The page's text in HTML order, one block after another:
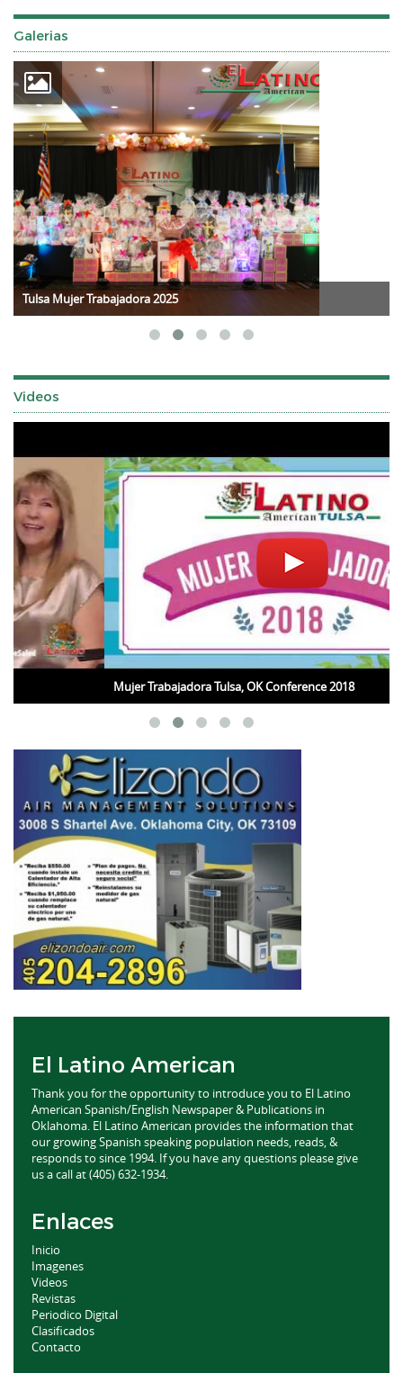
Galerias
Tulsa Mujer Trabajadora 2025
Videos
Mujer Trabajadora Tulsa, OK Conference 2018
El Latino American
Thank you for the opportunity to introduce you to El Latino
American Spanish/English Newspaper & Publications in
Oklahoma. El Latino American provides the information that
our growing Spanish speaking population needs, reads, &
responds to since 1994. If you have any questions please give
us a call at (405) 632-1934.
Enlaces
Inicio
Imagenes
Videos
Revistas
Periodico Digital
Clasificados
Contacto